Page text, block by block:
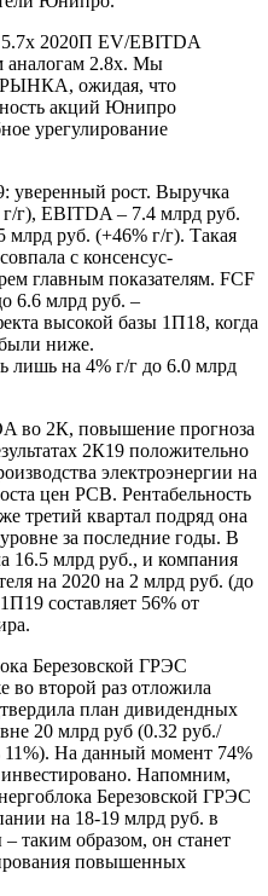
2020П EV/EBITDA
аналогам 2.8x. Мы
ожидая, что
акций Юнипро
урегулирование
уверенный рост. Выручка
г), EBITDA – 7.4 млрд руб.
млрд руб. (+46% г/г). Такая
с консенсус-
главным показателям. FCF
6.6 млрд руб. –
высокой базы 1П18, когда
ниже.
лишь на 4% г/г до 6.0 млрд
во 2К, повышение прогноза
2К19 положительно
электроэнергии на
цен РСВ. Рентабельность
третий квартал подряд она
за последние годы. В
млрд руб., и компания
на 2020 на 2 млрд руб. (до
составляет 56% от
Березовской ГРЭС
второй раз отложила
план дивидендных
20 млрд руб (0.32 руб./
11%). На данный момент 74%
инвестировано. Напомним,
Березовской ГРЭС
на 18-19 млрд руб. в
таким образом, он станет
повышенных